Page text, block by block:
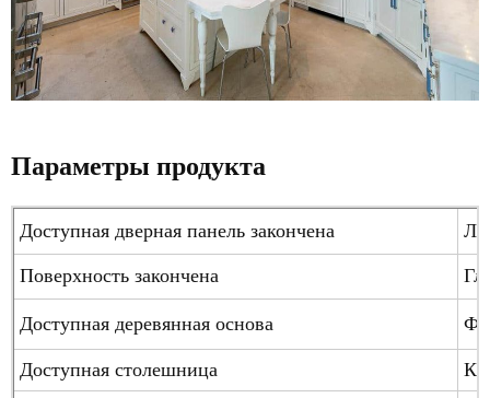
Параметры продукта
Доступная дверная панель закончена
Поверхность закончена
Доступная деревянная основа
Доступная столешница